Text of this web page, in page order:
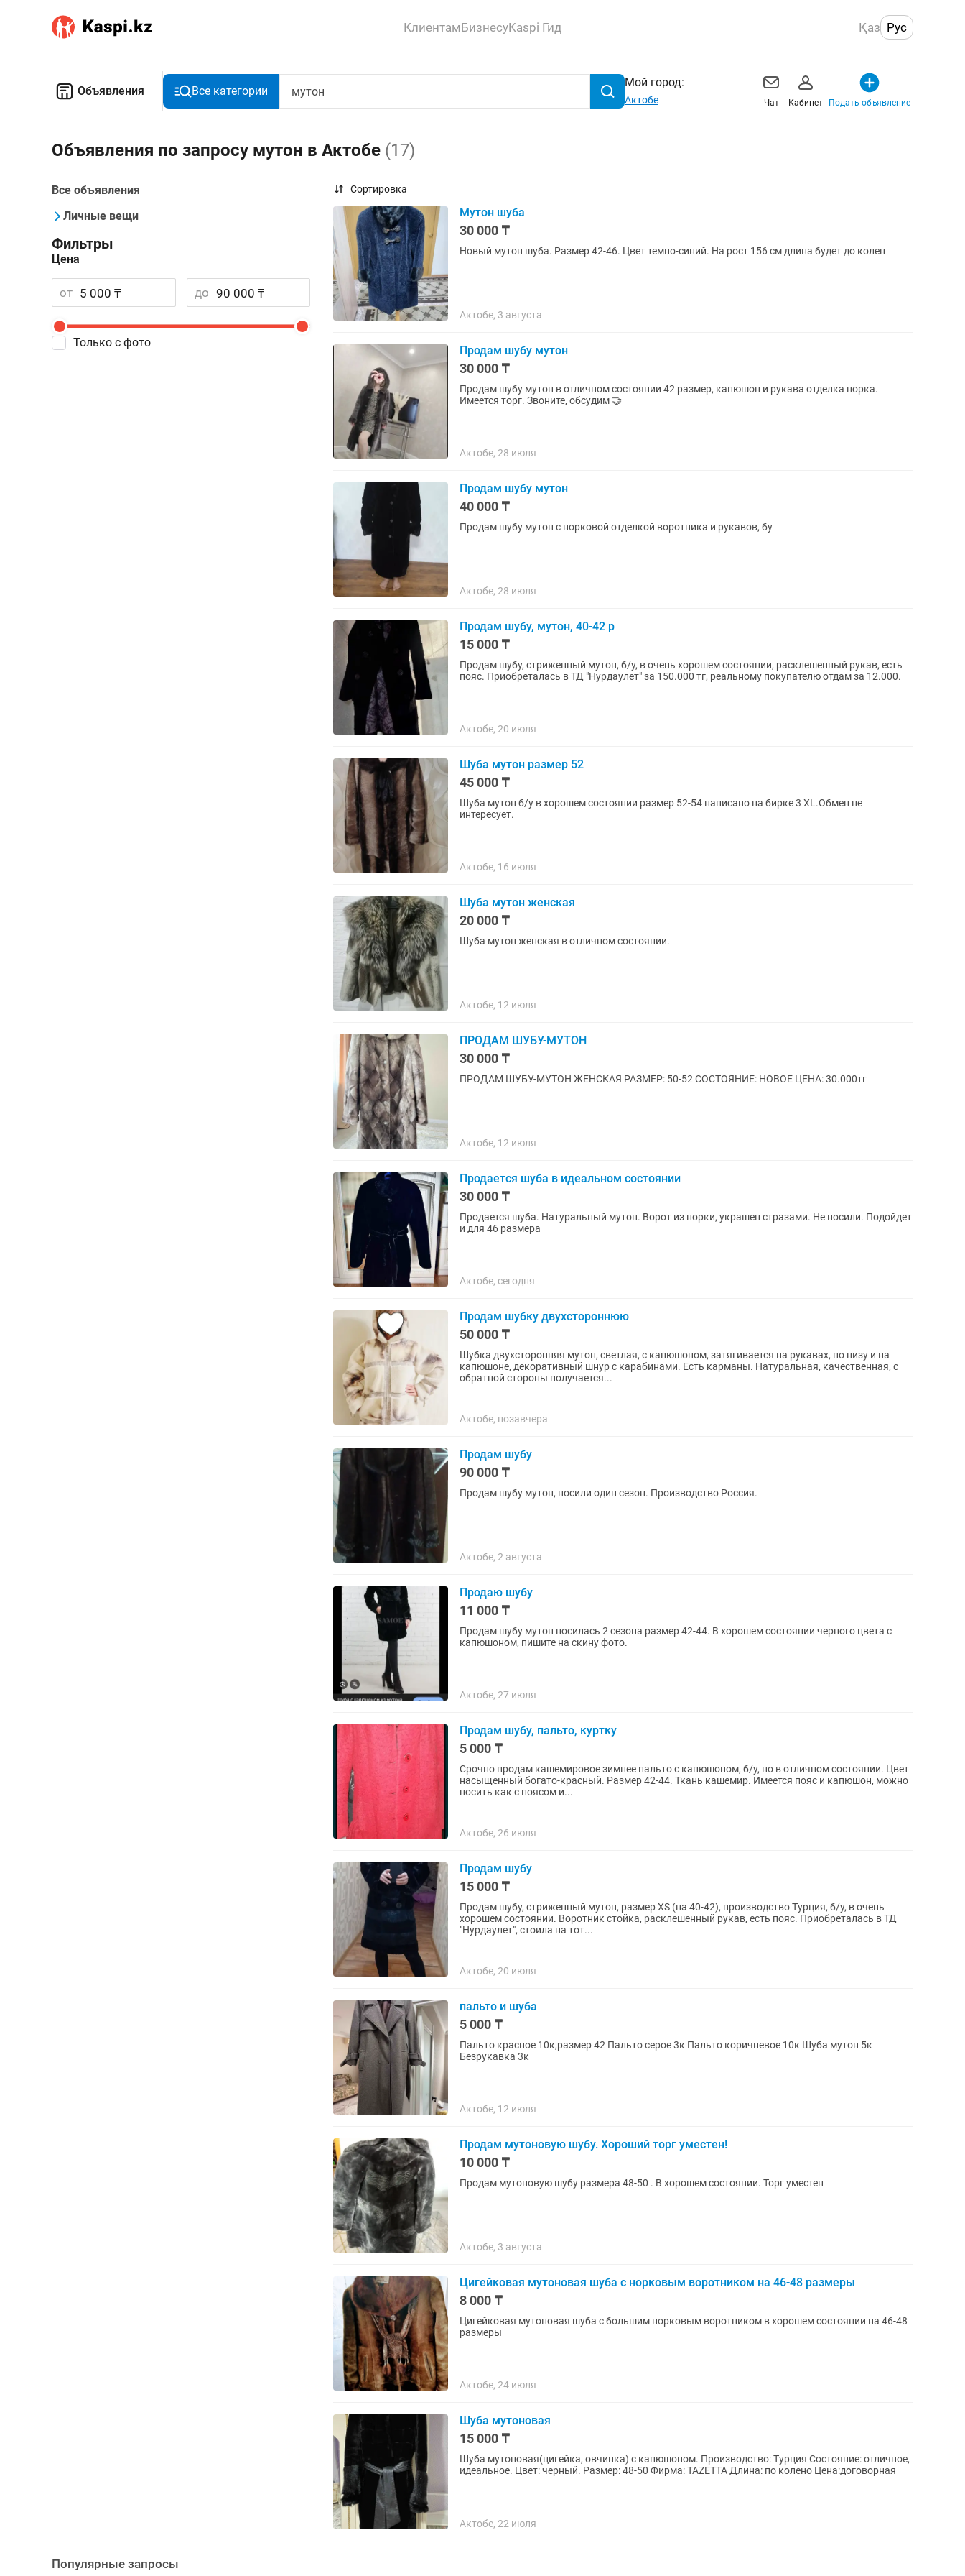
КлиентамБизнесуKaspi Гид Қаз Рус
Объявления Все категории
Мой город:
Актобе Чат Кабинет Подать объявление
Объявления по запросу мутон в Актобе (17)
Все объявления
Личные вещи
Фильтры
Цена
от до
Только с фото
Сортировка
Мутон шуба
30 000 ₸
Новый мутон шуба. Размер 42-46. Цвет темно-синий. На рост 156 см длина будет до колен
Актобе, 3 августа
Продам шубу мутон
30 000 ₸
Продам шубу мутон в отличном состоянии 42 размер, капюшон и рукава отделка норка.
Имеется торг. Звоните, обсудим 🤝
Актобе, 28 июля
Продам шубу мутон
40 000 ₸
Продам шубу мутон с норковой отделкой воротника и рукавов, бу
Актобе, 28 июля
Продам шубу, мутон, 40-42 р
15 000 ₸
Продам шубу, стриженный мутон, б/у, в очень хорошем состоянии, расклешенный рукав, есть
пояс. Приобреталась в ТД "Нурдаулет" за 150.000 тг, реальному покупателю отдам за 12.000.
Актобе, 20 июля
Шуба мутон размер 52
45 000 ₸
Шуба мутон б/у в хорошем состоянии размер 52-54 написано на бирке 3 XL.Обмен не
интересует.
Актобе, 16 июля
Шуба мутон женская
20 000 ₸
Шуба мутон женская в отличном состоянии.
Актобе, 12 июля
ПРОДАМ ШУБУ-МУТОН
30 000 ₸
ПРОДАМ ШУБУ-МУТОН ЖЕНСКАЯ РАЗМЕР: 50-52 СОСТОЯНИЕ: НОВОЕ ЦЕНА: 30.000тг
Актобе, 12 июля
Продается шуба в идеальном состоянии
30 000 ₸
Продается шуба. Натуральный мутон. Ворот из норки, украшен стразами. Не носили. Подойдет
и для 46 размера
Актобе, сегодня
Продам шубку двухстороннюю
50 000 ₸
Шубка двухсторонняя мутон, светлая, с капюшоном, затягивается на рукавах, по низу и на
капюшоне, декоративный шнур с карабинами. Есть карманы. Натуральная, качественная, с
обратной стороны получается...
Актобе, позавчера
Продам шубу
90 000 ₸
Продам шубу мутон, носили один сезон. Производство Россия.
Актобе, 2 августа
Продаю шубу
11 000 ₸
Продам шубу мутон носилась 2 сезона размер 42-44. В хорошем состоянии черного цвета с
капюшоном, пишите на скину фото.
Актобе, 27 июля
Продам шубу, пальто, куртку
5 000 ₸
Срочно продам кашемировое зимнее пальто с капюшоном, б/у, но в отличном состоянии. Цвет
насыщенный богато-красный. Размер 42-44. Ткань кашемир. Имеется пояс и капюшон, можно
носить как с поясом и...
Актобе, 26 июля
Продам шубу
15 000 ₸
Продам шубу, стриженный мутон, размер XS (на 40-42), производство Турция, б/у, в очень
хорошем состоянии. Воротник стойка, расклешенный рукав, есть пояс. Приобреталась в ТД
"Нурдаулет", стоила на тот...
Актобе, 20 июля
пальто и шуба
5 000 ₸
Пальто красное 10к,размер 42 Пальто серое 3к Пальто коричневое 10к Шуба мутон 5к
Безрукавка 3к
Актобе, 12 июля
Продам мутоновую шубу. Хороший торг уместен!
10 000 ₸
Продам мутоновую шубу размера 48-50 . В хорошем состоянии. Торг уместен
Актобе, 3 августа
Цигейковая мутоновая шуба с норковым воротником на 46-48 размеры
8 000 ₸
Цигейковая мутоновая шуба с большим норковым воротником в хорошем состоянии на 46-48
размеры
Актобе, 24 июля
Шуба мутоновая
15 000 ₸
Шуба мутоновая(цигейка, овчинка) с капюшоном. Производство: Турция Состояние: отличное,
идеальное. Цвет: черный. Размер: 48-50 Фирма: TAZETTA Длина: по колено Цена:договорная
Актобе, 22 июля
Популярные запросы